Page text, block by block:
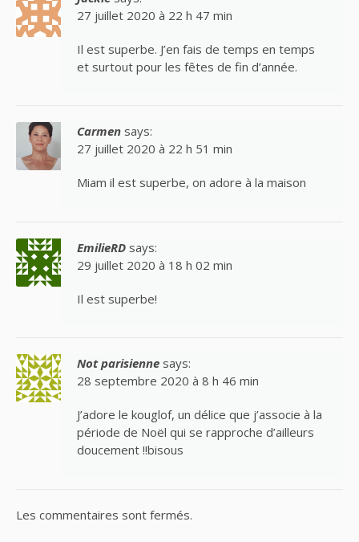
27 juillet 2020 à 22 h 47 min
Il est superbe. J’en fais de temps en temps
et surtout pour les fêtes de fin d’année.
Carmen says:
27 juillet 2020 à 22 h 51 min
Miam il est superbe, on adore à la maison
EmilieRD says:
29 juillet 2020 à 18 h 02 min
Il est superbe!
Not parisienne says:
28 septembre 2020 à 8 h 46 min
J’adore le kouglof, un délice que j’associe à la
période de Noël qui se rapproche d’ailleurs
doucement !!bisous
Les commentaires sont fermés.